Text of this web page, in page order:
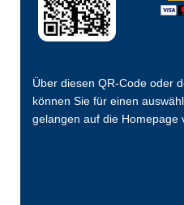
Über diesen QR-Code oder
können Sie für einen
gelangen auf die Homepage